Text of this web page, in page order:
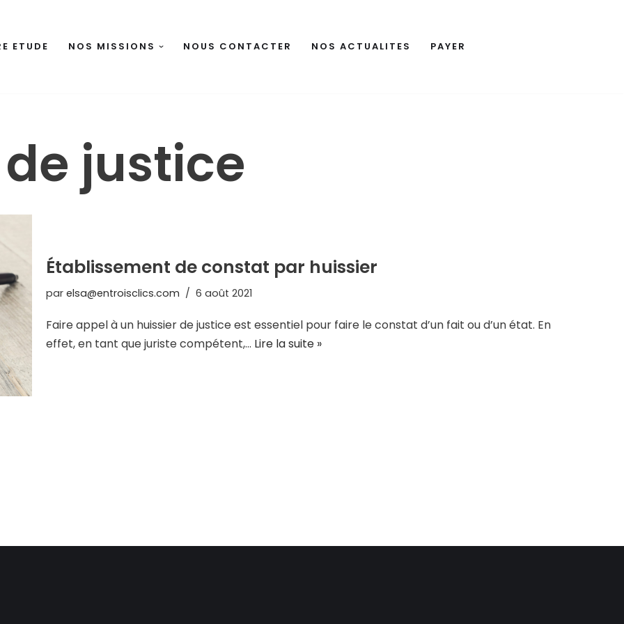
ETUDE NOS MISSIONS NOUS CONTACTER NOS ACTUALITES PAYER
justice
Établissement de constat par huissier
par elsa@entroisclics.com 6 août 2021
Faire appel à un huissier de justice est essentiel pour faire le constat d’un fait ou d’un état. En
effet, en tant que juriste compétent,… Lire la suite »